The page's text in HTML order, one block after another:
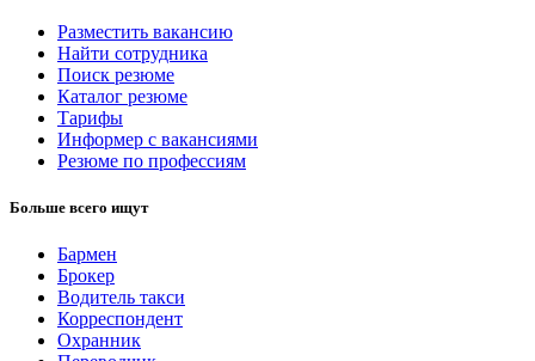
Разместить вакансию
Найти сотрудника
Поиск резюме
Каталог резюме
Тарифы
Информер с вакансиями
Резюме по профессиям
Больше всего ищут
Бармен
Брокер
Водитель такси
Корреспондент
Охранник